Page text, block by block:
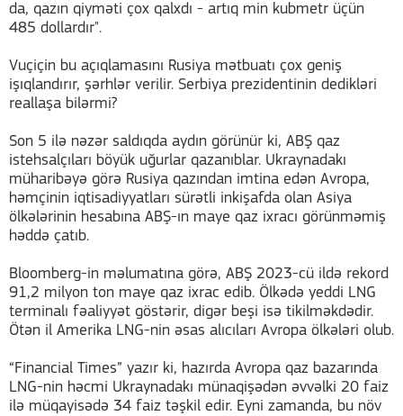
da, qazın qiyməti çox qalxdı - artıq min kubmetr üçün
485 dollardır".
Vuçiçin bu açıqlamasını Rusiya mətbuatı çox geniş
işıqlandırır, şərhlər verilir. Serbiya prezidentinin dedikləri
reallaşa bilərmi?
Son 5 ilə nəzər saldıqda aydın görünür ki, ABŞ qaz
istehsalçıları böyük uğurlar qazanıblar. Ukraynadakı
müharibəyə görə Rusiya qazından imtina edən Avropa,
həmçinin iqtisadiyyatları sürətli inkişafda olan Asiya
ölkələrinin hesabına ABŞ-ın maye qaz ixracı görünməmiş
həddə çatıb.
Bloomberg-in məlumatına görə, ABŞ 2023-cü ildə rekord
91,2 milyon ton maye qaz ixrac edib. Ölkədə yeddi LNG
terminalı fəaliyyət göstərir, digər beşi isə tikilməkdədir.
Ötən il Amerika LNG-nin əsas alıcıları Avropa ölkələri olub.
“Financial Times” yazır ki, hazırda Avropa qaz bazarında
LNG-nin həcmi Ukraynadakı münaqişədən əvvəlki 20 faiz
ilə müqayisədə 34 faiz təşkil edir. Eyni zamanda, bu növ